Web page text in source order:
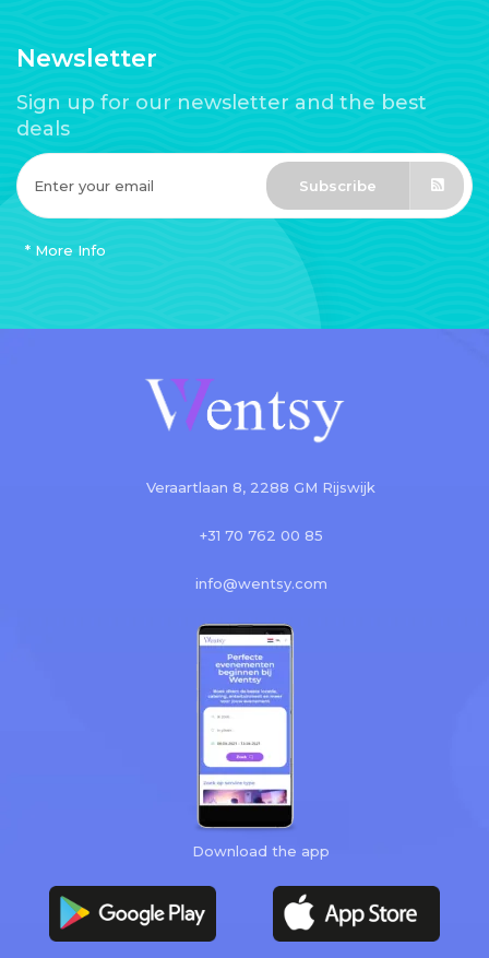
Newsletter
Sign up for our newsletter and the best
deals
Subscribe
* More Info
Veraartlaan 8, 2288 GM Rijswijk
+31 70 762 00 85
info@wentsy.com
Download the app